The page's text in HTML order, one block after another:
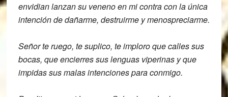
envidian lanzan su veneno en micontra con la única
intención de dañarme, destruirme y menospreciarme.
Señor te ruego, te suplico, te imploro quecalles sus
bocas, que encierres sus lenguas viperinas y que
impidas sus malasintenciones para conmigo.